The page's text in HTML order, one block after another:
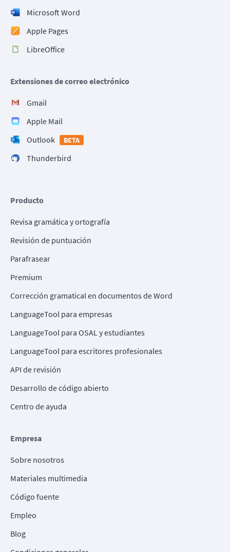
Microsoft Word
Apple Pages
LibreOffice
Extensiones de correo electrónico
Gmail
Apple Mail
Outlook
BETA
Thunderbird
Producto
Revisa gramática y ortografía
Revisión de puntuación
Parafrasear
Premium
Corrección gramatical en documentos de Word
LanguageTool para empresas
LanguageTool para OSAL y estudiantes
LanguageTool para escritores profesionales
API de revisión
Desarrollo de código abierto
Centro de ayuda
Empresa
Sobre nosotros
Materiales multimedia
Código fuente
Empleo
Blog